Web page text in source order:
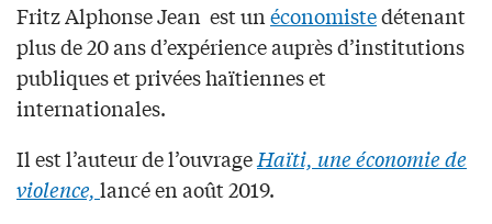
Fritz Alphonse Jean est unéconomistedétenant
plus de 20 ans d’expérience auprès d’institutions
publiques et privées haïtiennes et
internationales.
Il est l’auteur de l’ouvrageHaïti, une économie de
violence, lancé en août 2019.